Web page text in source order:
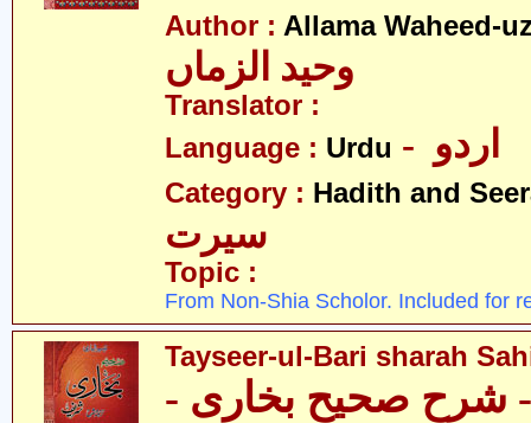
Author : Allama Waheed-
وحید الزماں
Translator :
Language : Urdu
Category : Hadith and
سیرت
Topic :
From Non-Shia Scholor. Included for
Tayseer-ul-Bari sharah
- شرح صحیح بخاری -